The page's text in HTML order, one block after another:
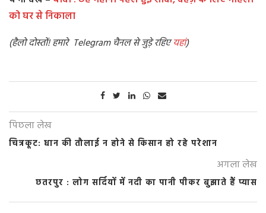
को घर से निकाला
(हैलो दोस्तों! हमारे Telegram चैनल से जुड़े रहिएयहां)
पिछला लेख
चित्रकूट: धान की तौलाई न होने से किसान हो रहे परेशान
अगला लेख
छतरपुर : लोग सर्दियों में नदी का पानी पीकर बुझाते हैं प्यास